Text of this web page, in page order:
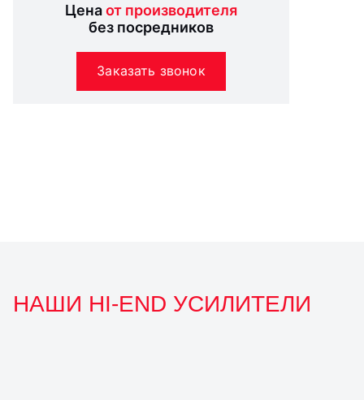
Ценаот производителя
без посредников
Заказать звонок
НАШИ HI-END УСИЛИТЕЛИ